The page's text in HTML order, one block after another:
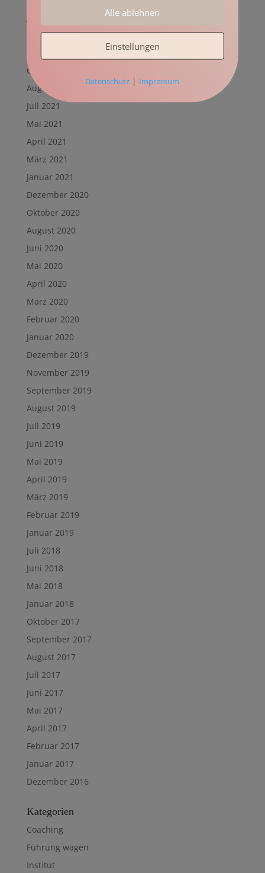
Dezember 2021
Oktober 2021
August 2021
Juli 2021
Mai 2021
April 2021
März 2021
Januar 2021
Dezember 2020
Oktober 2020
August 2020
Juni 2020
Mai 2020
April 2020
März 2020
Februar 2020
Januar 2020
Dezember 2019
November 2019
September 2019
August 2019
Juli 2019
Juni 2019
Mai 2019
April 2019
März 2019
Februar 2019
Januar 2019
Juli 2018
Juni 2018
Mai 2018
Januar 2018
Oktober 2017
September 2017
August 2017
Juli 2017
Juni 2017
Mai 2017
April 2017
Februar 2017
Januar 2017
Dezember 2016
Kategorien
Coaching
Führung wagen
Institut
Alle ablehnen
Einstellungen
Datenschutz | Impressum